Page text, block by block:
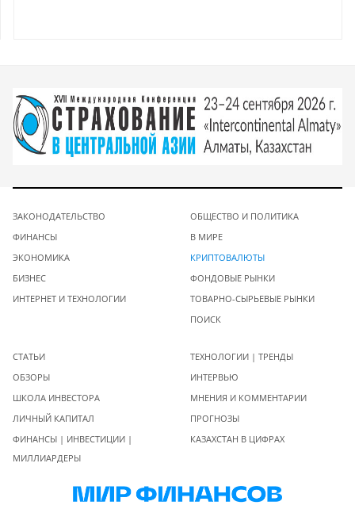
ЗАКОНОДАТЕЛЬСТВО
ФИНАНСЫ
ЭКОНОМИКА
БИЗНЕС
ИНТЕРНЕТ И ТЕХНОЛОГИИ
ОБЩЕСТВО И ПОЛИТИКА
В МИРЕ
КРИПТОВАЛЮТЫ
ФОНДОВЫЕ РЫНКИ
ТОВАРНО-СЫРЬЕВЫЕ РЫНКИ
ПОИСК
СТАТЬИ
ОБЗОРЫ
ШКОЛА ИНВЕСТОРА
ЛИЧНЫЙ КАПИТАЛ
ФИНАНСЫ | ИНВЕСТИЦИИ |
МИЛЛИАРДЕРЫ
ТЕХНОЛОГИИ | ТРЕНДЫ
ИНТЕРВЬЮ
МНЕНИЯ И КОММЕНТАРИИ
ПРОГНОЗЫ
КАЗАХСТАН В ЦИФРАХ